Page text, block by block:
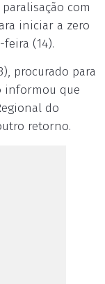
com
iniciar a zero
(14).
procurado para
informou que
do
retorno.